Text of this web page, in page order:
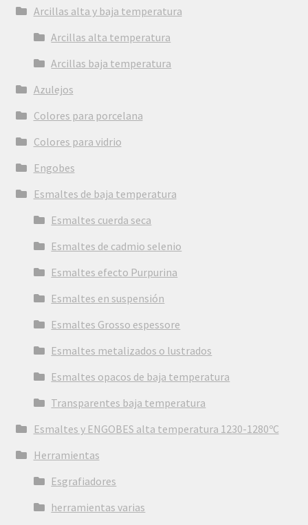
Arcillas alta y baja temperatura
Arcillas alta temperatura
Arcillas baja temperatura
Azulejos
Colores para porcelana
Colores para vidrio
Engobes
Esmaltes de baja temperatura
Esmaltes cuerda seca
Esmaltes de cadmio selenio
Esmaltes efecto Purpurina
Esmaltes en suspensión
Esmaltes Grosso espessore
Esmaltes metalizados o lustrados
Esmaltes opacos de baja temperatura
Transparentes baja temperatura
Esmaltes y ENGOBES alta temperatura 1230-1280ºC
Herramientas
Esgrafiadores
herramientas varias